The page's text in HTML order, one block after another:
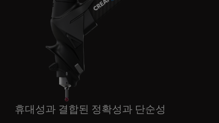
휴대성과 결합된 정확성과 단순성